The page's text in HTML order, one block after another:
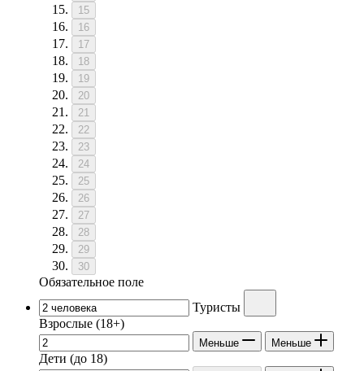
15
16
17
18
19
20
21
22
23
24
25
26
27
28
29
30
Обязательное поле
Туристы
Взрослые (18+)
Меньше Меньше
Дети (до 18)